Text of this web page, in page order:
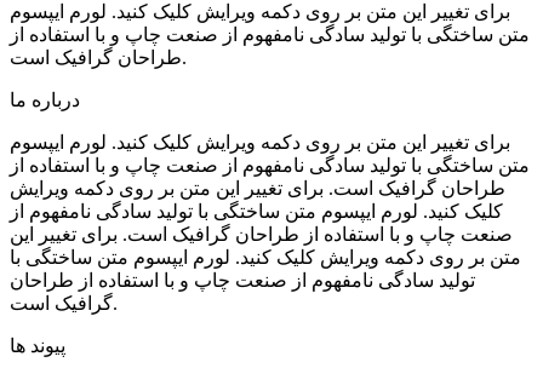
برای تغییر این متن بر روی دکمه ویرایش کلیک کنید. لورم ایپسوم
متن ساختگی با تولید سادگی نامفهوم از صنعت چاپ و با استفاده از
طراحان گرافیک است.
درباره ما
برای تغییر این متن بر روی دکمه ویرایش کلیک کنید. لورم ایپسوم
متن ساختگی با تولید سادگی نامفهوم از صنعت چاپ و با استفاده از
طراحان گرافیک است. برای تغییر این متن بر روی دکمه ویرایش
کلیک کنید. لورم ایپسوم متن ساختگی با تولید سادگی نامفهوم از
صنعت چاپ و با استفاده از طراحان گرافیک است. برای تغییر این
متن بر روی دکمه ویرایش کلیک کنید. لورم ایپسوم متن ساختگی با
تولید سادگی نامفهوم از صنعت چاپ و با استفاده از طراحان
گرافیک است.
پیوند ها